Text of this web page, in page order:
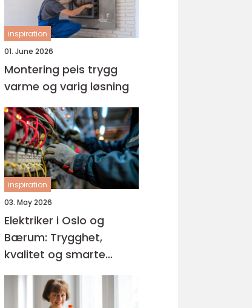
inspiration
01. June 2026
Montering peis trygg
varme og varig løsning
inspiration
03. May 2026
Elektriker i Oslo og
Bærum: Trygghet,
kvalitet og smarte
løsninger